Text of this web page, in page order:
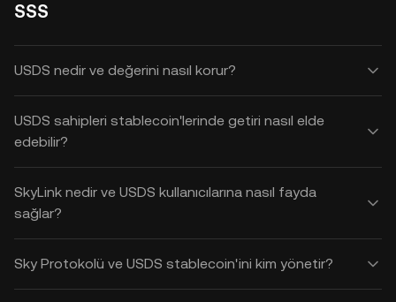
SSS
USDS nedir ve değerini nasıl korur?
USDS sahipleri stablecoin'lerinde getiri nasıl elde
edebilir?
SkyLink nedir ve USDS kullanıcılarına nasıl fayda
sağlar?
Sky Protokolü ve USDS stablecoin'ini kim yönetir?